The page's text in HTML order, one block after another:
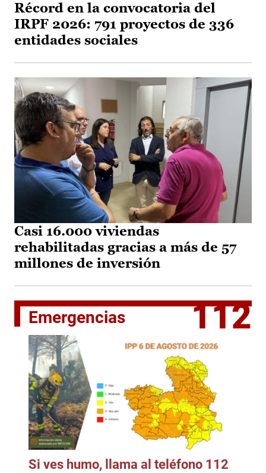
Récord en la convocatoria del
IRPF 2026: 791 proyectos de 336
entidades sociales
Casi 16.000 viviendas
rehabilitadas gracias a más de 57
millones de inversión
Emergencias 112
Si ves humo, llama al teléfono 112